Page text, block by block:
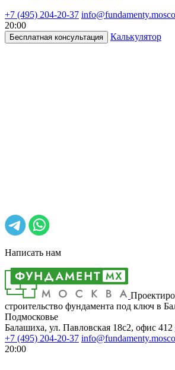
+7 (495) 204-20-37
20:00
Бесплатная консультация Калькулятор
Написать нам
строительство фундамента под ключ в
Подмосковье
Балашиха, ул. Павловская 18с2, офис 412
+7 (495) 204-20-37
20:00